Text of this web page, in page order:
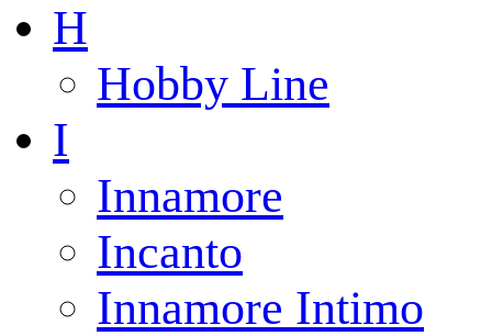
H
Hobby Line
I
Innamore
Incanto
Innamore Intimo